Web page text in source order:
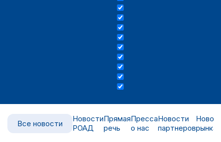
Все новости
Новости
РОАД
Прямая
речь
Пресса
о нас
Новости
партнероврынка